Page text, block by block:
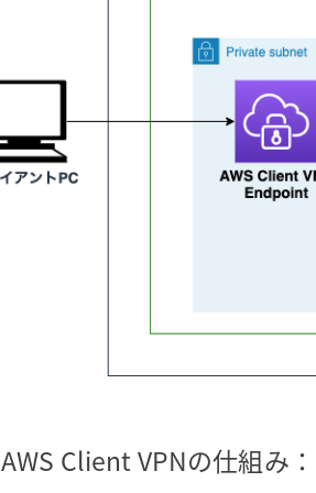
AWS Client VPNの仕組み